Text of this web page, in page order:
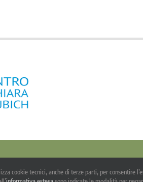
Questa opera è
cookie tecnici, anche di terze parti, per consentire